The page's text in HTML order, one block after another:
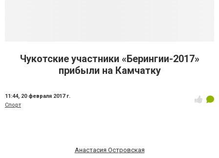
Чукотские участники «Берингии-2017»
прибыли на Камчатку
11:44, 20 февраля 2017 г.
Спорт
Анастасия Островская